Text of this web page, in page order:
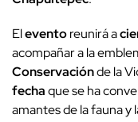
Eleventoreunirá a
acompañar a la
Conservaciónde la
fechaque se ha
amantes de la fauna y